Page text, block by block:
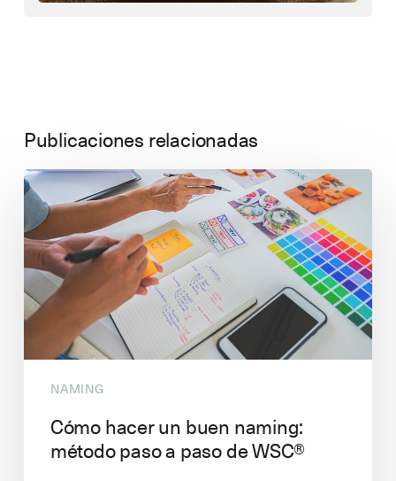
Publicaciones relacionadas
NAMING
Cómo hacer un buen naming:
método paso a paso de WSC®